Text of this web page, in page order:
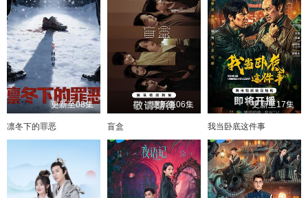
更新至08集
凛冬下的罪恶
更新至06集
盲盒
更新至17集
我当卧底这件事